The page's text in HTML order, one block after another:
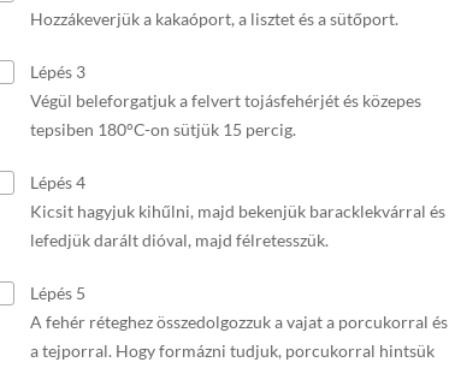
Hozzákeverjük a kakaóport, a lisztet és a sütőport.
Lépés 3
Végül beleforgatjuk a felvert tojásfehérjét és közepes
tepsiben 180°C-on sütjük 15 percig.
Lépés 4
Kicsit hagyjuk kihűlni, majd bekenjük baracklekvárral és
lefedjük darált dióval, majd félretesszük.
Lépés 5
A fehér réteghez összedolgozzuk a vajat a porcukorral és
a tejporral. Hogy formázni tudjuk, porcukorral hintsük